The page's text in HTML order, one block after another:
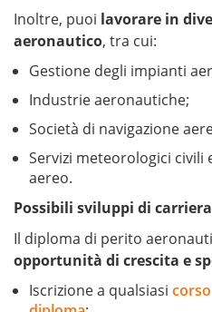
Inoltre, puoi lavorare in
aeronautico, tra cui:
Gestione degli impianti
Industrie aeronautiche;
Società di navigazione
Servizi meteorologici
aereo.
Possibili sviluppi di
Il diploma di perito
opportunità di crescita e
Iscrizione a qualsiasi